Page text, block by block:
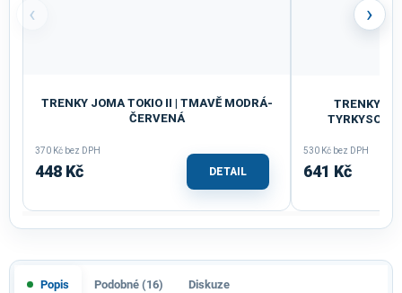
‹
TRENKY JOMA TOKIO II | TMAVĚ MODRÁ-
ČERVENÁ
370 Kč bez DPH
448 Kč DETAIL
TRENKY
530 Kč bez DPH
641 Kč
›
Popis Podobné (16) Diskuze